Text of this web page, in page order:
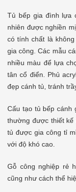
Tủ bếp gia đình lựa
nhiên được nghiền
có tính chất là
gia công. Các mẫu
nhiều màu để lựa
tân cổ điển. Phủ
đẹp cánh tủ, tránh
Cấu tạo tủ bếp cánh
thường được thiết kế
tủ được gia công tỉ
với độ khó cao.
Gỗ công nghiệp rẻ
cũng như cách thể